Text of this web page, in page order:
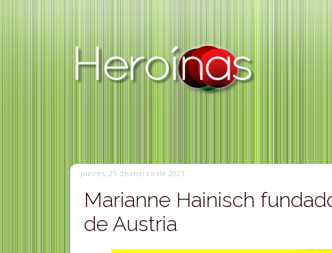
jueves, 25 de marzo de 2021
Marianne Hainisch
de Austria